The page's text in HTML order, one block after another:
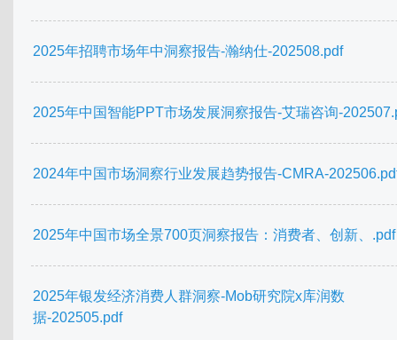
2025年招聘市场年中洞察报告-瀚纳仕-202508.pdf
2025年中国智能PPT市场发展洞察报告-艾瑞咨询-
2024年中国市场洞察行业发展趋势报告-CMRA-
2025年中国市场全景700页洞察报告：消费者、创新、.pdf
2025年银发经济消费人群洞察-Mob研究院x库润数
据-202505.pdf